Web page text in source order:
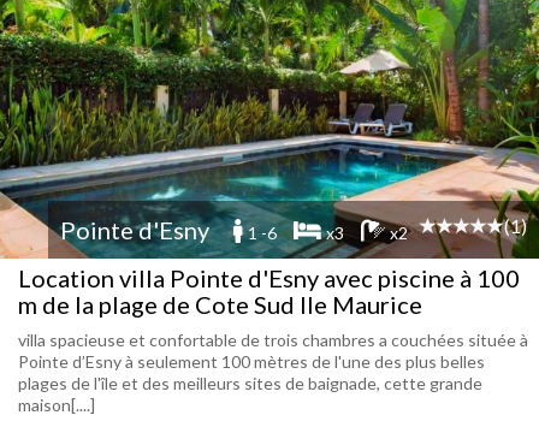
Pointe d'Esny 1 -6 x3 x2 (1)
Location villa Pointe d'Esny avec piscine à 100
m de la plage de Cote Sud Ile Maurice
villa spacieuse et confortable de trois chambres a couchées située à
Pointe d’Esny à seulement 100 mètres de l'une des plus belles
plages de l'île et des meilleurs sites de baignade, cette grande
maison[....]